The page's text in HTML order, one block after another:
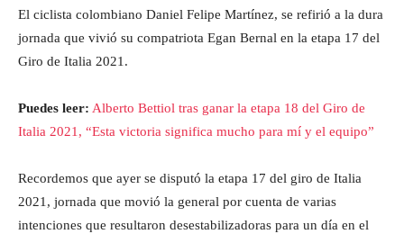
El ciclista colombiano Daniel Felipe Martínez, se refirió a la dura
jornada que vivió su compatriota Egan Bernal en la etapa 17 del
Giro de Italia 2021.
Puedes leer: Alberto Bettiol tras ganar la etapa 18 del Giro de
Italia 2021, “Esta victoria significa mucho para mí y el equipo”
Recordemos que ayer se disputó la etapa 17 del giro de Italia
2021, jornada que movió la general por cuenta de varias
intenciones que resultaron desestabilizadoras para un día en el